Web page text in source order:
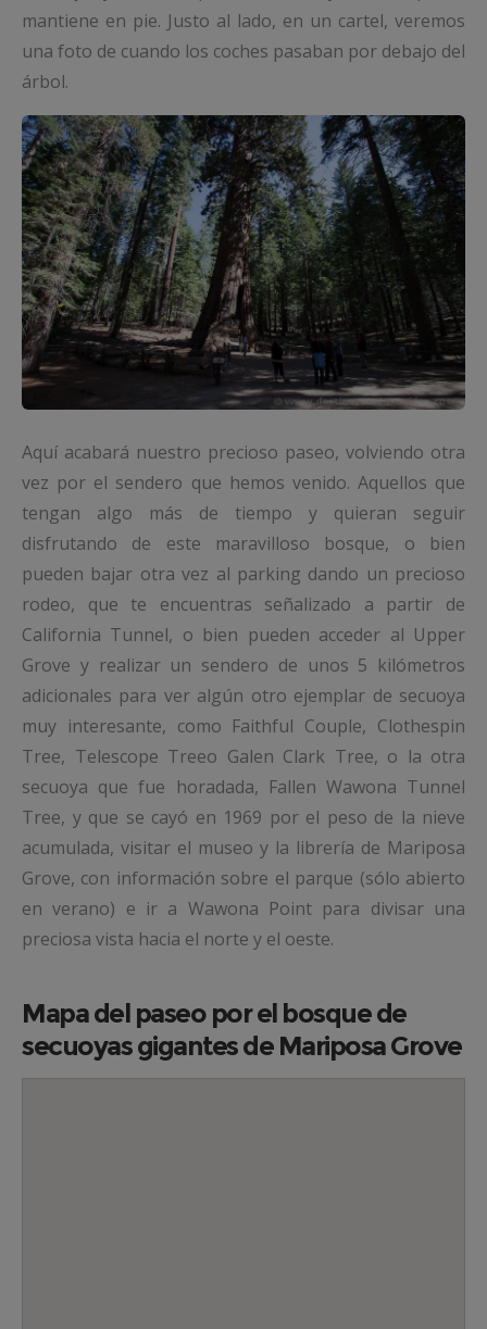
mantiene en pie. Justo al lado, en un cartel, veremos
una foto de cuando los coches pasaban por debajo del
árbol.
Aquí acabará nuestro precioso paseo, volviendo otra
vez por el sendero que hemos venido. Aquellos que
tengan algo más de tiempo y quieran seguir
disfrutando de este maravilloso bosque, o bien
pueden bajar otra vez al parking dando un precioso
rodeo, que te encuentras señalizado a partir de
California Tunnel, o bien pueden acceder al Upper
Grove y realizar un sendero de unos 5 kilómetros
adicionales para ver algún otro ejemplar de secuoya
muy interesante, como Faithful Couple, Clothespin
Tree, Telescope Treeo Galen Clark Tree, o la otra
secuoya que fue horadada, Fallen Wawona Tunnel
Tree, y que se cayó en 1969 por el peso de la nieve
acumulada, visitar el museo y la librería de Mariposa
Grove, con información sobre el parque (sólo abierto
en verano) e ir a Wawona Point para divisar una
preciosa vista hacia el norte y el oeste.
Mapa del paseo por el bosque de
secuoyas gigantes de Mariposa Grove